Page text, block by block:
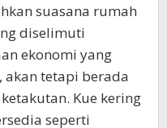
suasana rumah
diselimuti
ekonomi yang
akan tetapi berada
Kue kering
seperti